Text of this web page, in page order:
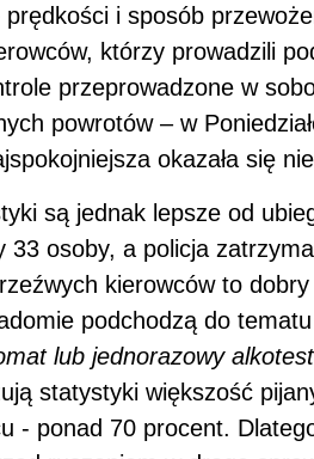
i sposób
którzy prowadzili
przeprowadzone w
powrotów – w
okazała się
są jednak lepsze od
33 osoby, a policja
kierowców to
podchodzą do
lub jednorazowy alkotest
statystyki większość
- ponad 70 procent.